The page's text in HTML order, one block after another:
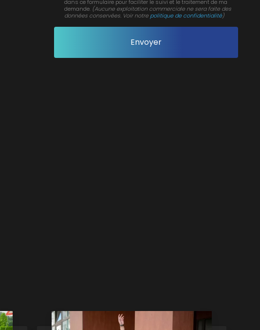
dans ce formulaire pour faciliter le suivi et le traitement de ma
demande. (Aucune exploitation commerciale ne sera faite des
données conservées. Voir notre politique de confidentialité)